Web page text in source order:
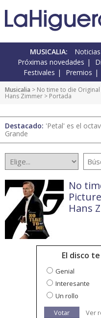
MUSICALIA:
Próximas novedades
Festivales
Premios
Musicalia > No time to die
Hans Zimmer > Portada
Destacado: 'Petal' es el
Grande
No
Hans
El disco
Genial
Interesante
Un rollo
Votar
Ver